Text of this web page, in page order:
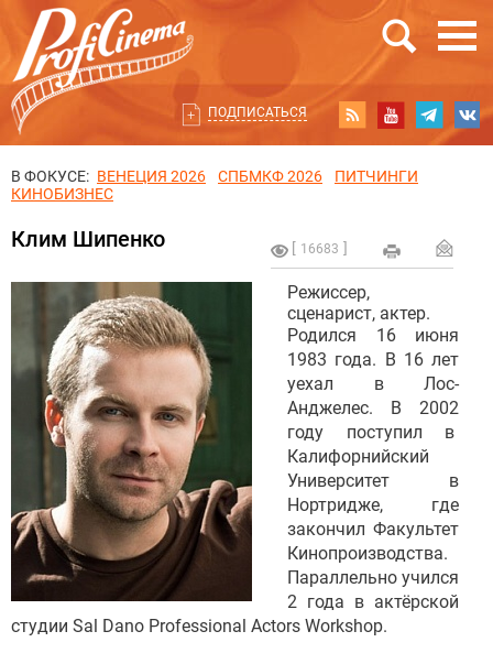
ПОДПИСАТЬСЯ
В ФОКУСЕ: ВЕНЕЦИЯ 2026 СПБМКФ 2026
ПИТЧИНГИ
КИНОБИЗНЕС
16683
Клим Шипенко
Режиссер,
сценарист, актер.
Родился 16 июня
1983 года. В 16 лет
уехал в Лос-
Анджелес. В 2002
году поступил в
Калифорнийский
Университет в
Нортридже, где
закончил Факультет
Кинопроизводства.
Параллельно учился
2 года в актёрской
студии Sal Dano Professional Actors Workshop.